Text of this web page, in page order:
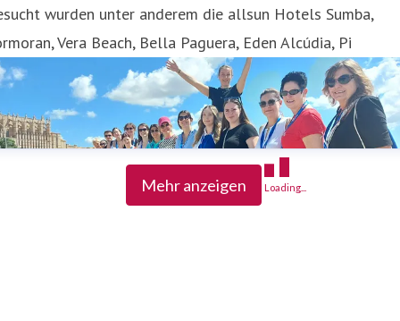
wurden unter anderem die allsun Hotels Sumba,
Vera Beach, Bella Paguera, Eden Alcúdia, Pi
Mehr anzeigen Loading...